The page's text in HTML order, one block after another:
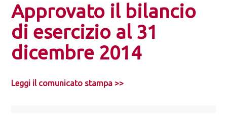
Approvato il bilancio
di esercizio al 31
dicembre 2014
Leggi il comunicato stampa >>